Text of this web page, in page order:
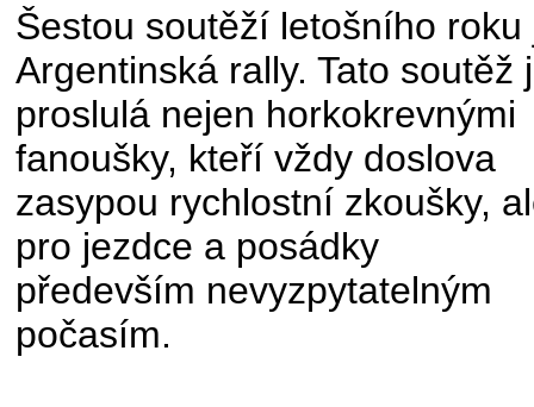
Šestou soutěží letošního roku
Argentinská rally. Tato soutěž
proslulá nejen horkokrevnými
fanoušky, kteří vždy doslova
zasypou rychlostní zkoušky,
pro jezdce a posádky
především nevyzpytatelným
počasím.